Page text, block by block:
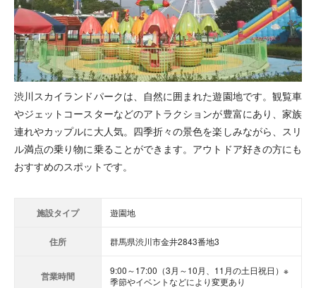
渋川スカイランドパークは、自然に囲まれた遊園地です。観覧車
やジェットコースターなどのアトラクションが豊富にあり、家族
連れやカップルに大人気。四季折々の景色を楽しみながら、スリ
ル満点の乗り物に乗ることができます。アウトドア好きの方にも
おすすめのスポットです。
施設タイプ 遊園地
住所 群馬県渋川市金井2843番地3
営業時間
9:00～17:00（3月～10月、11月の土日祝日）※
季節やイベントなどにより変更あり